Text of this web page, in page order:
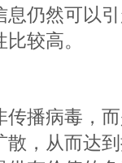
息仍然可以
较高。
播病毒，而
，从而达